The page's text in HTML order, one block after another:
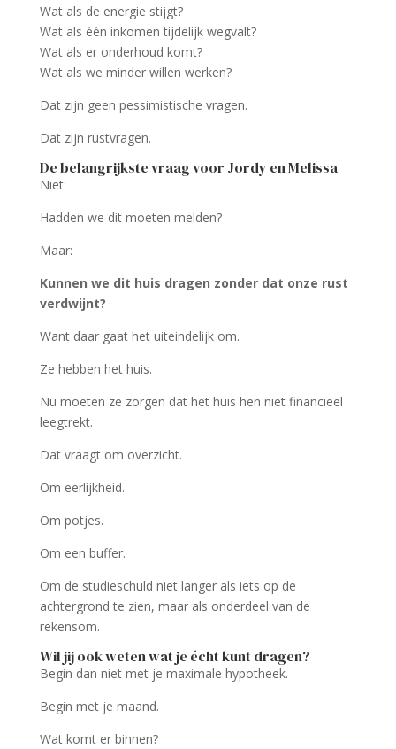
Wat als de energie stijgt?
Wat als één inkomen tijdelijk wegvalt?
Wat als er onderhoud komt?
Wat als we minder willen werken?
Dat zijn geen pessimistische vragen.
Dat zijn rustvragen.
De belangrijkste vraag voor Jordy en Melissa
Niet:
Hadden we dit moeten melden?
Maar:
Kunnen we dit huis dragen zonder dat onze rust
verdwijnt?
Want daar gaat het uiteindelijk om.
Ze hebben het huis.
Nu moeten ze zorgen dat het huis hen niet financieel
leegtrekt.
Dat vraagt om overzicht.
Om eerlijkheid.
Om potjes.
Om een buffer.
Om de studieschuld niet langer als iets op de
achtergrond te zien, maar als onderdeel van de
rekensom.
Wil jij ook weten wat je écht kunt dragen?
Begin dan niet met je maximale hypotheek.
Begin met je maand.
Wat komt er binnen?